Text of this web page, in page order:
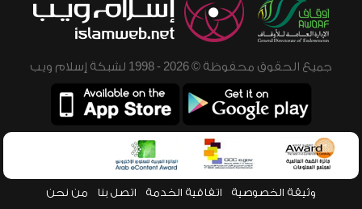
جميع الحقوق محفوظة © 2026 - 1998 لشبكة إسلام ويب
وثيقة الخصوصية اتفاقية الخدمة اتصل بنا من نحن